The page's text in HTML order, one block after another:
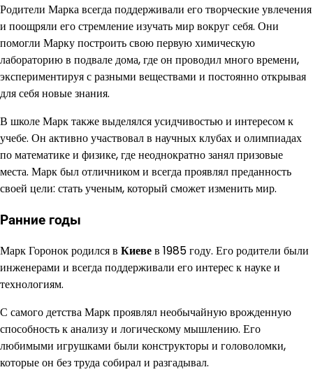
Родители Марка всегда поддерживали его творческие увлечения
и поощряли его стремление изучать мир вокруг себя. Они
помогли Марку построить свою первую химическую
лабораторию в подвале дома, где он проводил много времени,
экспериментируя с разными веществами и постоянно открывая
для себя новые знания.
В школе Марк также выделялся усидчивостью и интересом к
учебе. Он активно участвовал в научных клубах и олимпиадах
по математике и физике, где неоднократно занял призовые
места. Марк был отличником и всегда проявлял преданность
своей цели: стать ученым, который сможет изменить мир.
Ранние годы
Марк Горонок родился в Киевев 1985 году. Его родители были
инженерами и всегда поддерживали его интерес к науке и
технологиям.
С самого детства Марк проявлял необычайную врожденную
способность к анализу и логическому мышлению. Его
любимыми игрушками были конструкторы и головоломки,
которые он без труда собирал и разгадывал.